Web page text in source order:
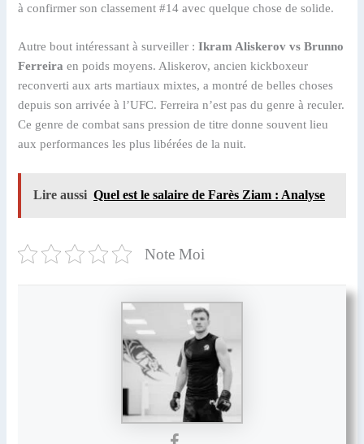
à confirmer son classement #14 avec quelque chose de solide.
Autre bout intéressant à surveiller :Ikram Aliskerov vs Brunno
Ferreira en poids moyens. Aliskerov, ancien kickboxeur
reconverti aux arts martiaux mixtes, a montré de belles choses
depuis son arrivée à l’UFC. Ferreira n’est pas du genre à reculer.
Ce genre de combat sans pression de titre donne souvent lieu
aux performances les plus libérées de la nuit.
Lire aussi Quel est le salaire de Farès Ziam : Analyse
Note Moi